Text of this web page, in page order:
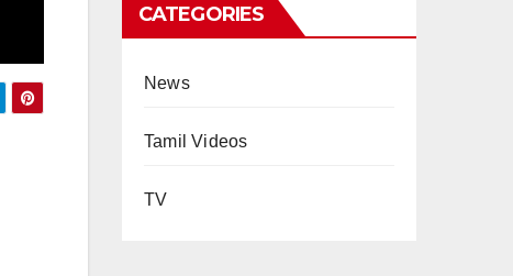
CATEGORIES
News
Tamil Videos
TV